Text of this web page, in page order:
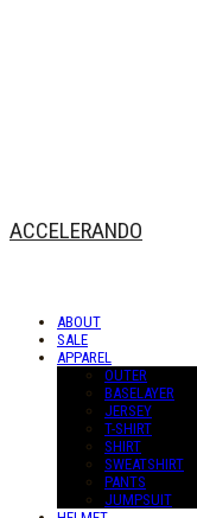
ACCELERANDO
ABOUT
SALE
APPAREL
OUTER
BASELAYER
JERSEY
T-SHIRT
SHIRT
SWEATSHIRT
PANTS
JUMPSUIT